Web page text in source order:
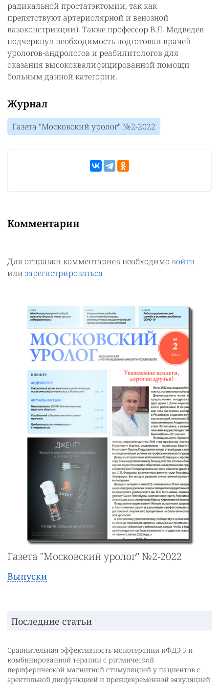
радикальной простатэктомии, так как
препятствуют артериолярной и венозной
вазоконстрикции). Также профессор В.Л. Медведев
подчеркнул необходимость подготовки врачей
урологов-андрологов и реабилитологов для
оказания высококвалифицированной помощи
больным данной категории.
Журнал
Газета "Московский уролог" №2-2022
Комментарии
Для отправки комментариев необходимо войти
или зарегистрироваться
Газета "Московский уролог" №2-2022
Выпуски
Последние статьи
Сравнительная эффективность монотерапии иФДЭ-5 и
комбинированной терапии с ритмической
периферической магнитной стимуляцией у пациентов с
эректильной дисфункцией и преждевременной эякуляцией